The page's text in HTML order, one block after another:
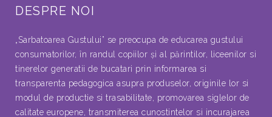
DESPRE NOI
„Sarbatoarea Gustului” se preocupa de educarea gustului
consumatorilor, în randul copiilor şi al părintilor, liceenilor si
tinerelor generatii de bucatari prin informarea si
transparenta pedagogica asupra produselor, originile lor si
modul de productie si trasabilitate, promovarea siglelor de
calitate europene, transmiterea cunostintelor si incurajarea